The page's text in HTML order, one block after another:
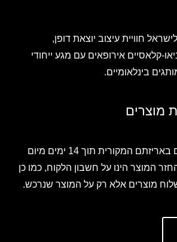
חוויית עיצוב יוצאת דופן,
קלאסיים אירופאים עם מגע ייחודי
בינלאומיים.
מוצרים
ניתן להחזיר מוצרים באריזתם המקורית תוך 14 ימים מיום
המוצר הינו על חשבון הלקוח, כמו כן
מוצרים אלא רק על המוצר שנרכש.